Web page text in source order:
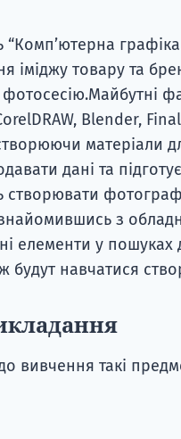
“Комп’ютерна
іміджу товару та
Blender,
матеріали
дані та
створювати
з
елементи у
будут навчатися
вивчення такі